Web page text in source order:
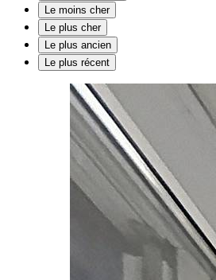
Le moins cher
Le plus cher
Le plus ancien
Le plus récent